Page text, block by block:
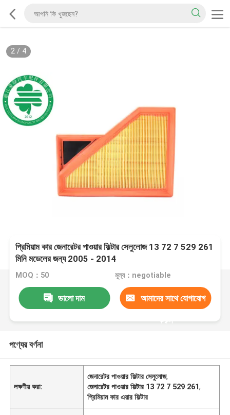
2/ 4
প্রিমিয়াম কার জেনারেটর পাওয়ার ফিল্টার সেলুলোজ 13 72 7 529 261
মিনি মডেলের জন্য 2005 - 2014
MOQ：50 মূল্য：negotiable
ভালো দাম আমাদের সাথে যোগাযোগ
করুন
পণ্যের বর্ণনা
লক্ষণীয় করা:
জেনারেটর পাওয়ার ফিল্টার সেলুলোজ,
জেনারেটর পাওয়ার ফিল্টার 13 72 7 529 261,
প্রিমিয়াম কার এয়ার ফিল্টার